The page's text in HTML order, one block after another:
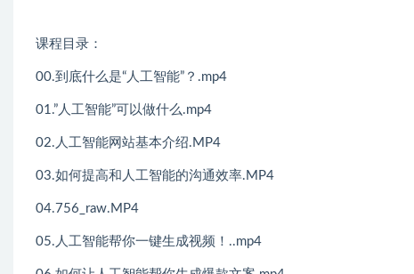
课程目录：
00.到底什么是“人工智能”？.mp4
01.”人工智能”可以做什么.mp4
02.人工智能网站基本介绍.MP4
03.如何提高和人工智能的沟通效率.MP4
04.756_raw.MP4
05.人工智能帮你一键生成视频！..mp4